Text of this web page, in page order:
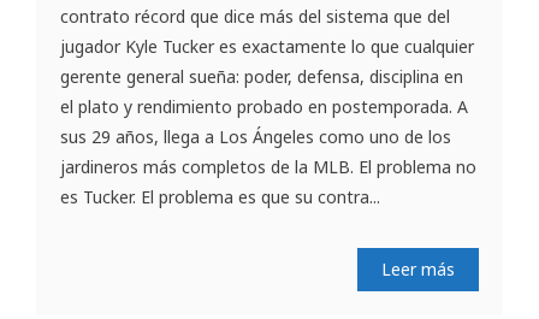
contrato récord que dice más del sistema que del
jugador Kyle Tucker es exactamente lo que cualquier
gerente general sueña: poder, defensa, disciplina en
el plato y rendimiento probado en postemporada. A
sus 29 años, llega a Los Ángeles como uno de los
jardineros más completos de la MLB. El problema no
es Tucker. El problema es que su contra...
Leer más